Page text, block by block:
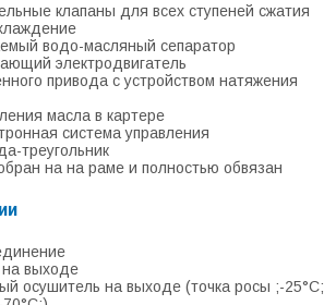
клапаны для всех ступеней сжатия
водо-масляный сепаратор
электродвигатель
привода с устройством натяжения
масла в картере
система управления
треугольник
на на раме и полностью обвязан
выходе
осушитель на выходе (точка росы ;-25°С;